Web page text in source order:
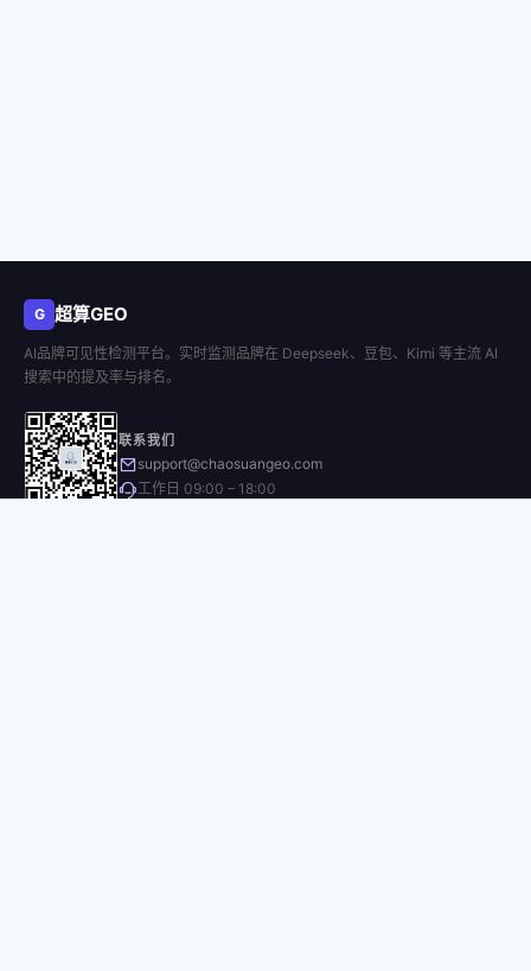
G 超算GEO
AI品牌可见性检测平台。实时监测品牌在 Deepseek、豆包、Kimi 等主流 AI
搜索中的提及率与排名。
联系我们
support@chaosuangeo.com
工作日 09:00 – 18:00